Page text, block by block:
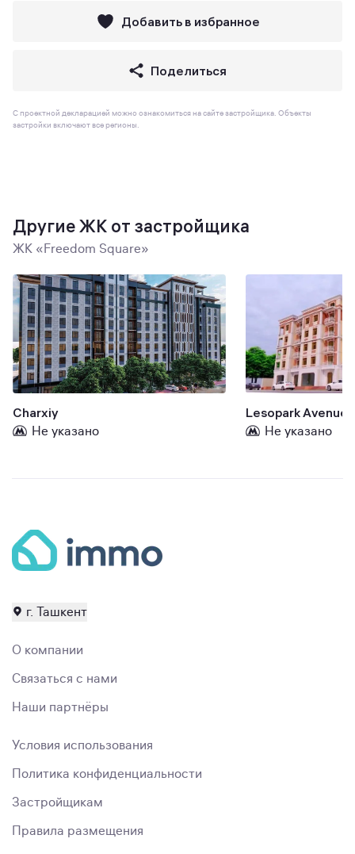
Добавить в избранное
Поделиться
С проектной декларацией можно ознакомиться на сайте застройщика. Объекты
застройки включают все регионы.
Другие ЖК от застройщика
ЖК «Freedom Square»
Charxiy
Не указано
Lesopark Avenue
Не указано
г. Ташкент
О компании
Связаться с нами
Наши партнёры
Условия использования
Политика конфиденциальности
Застройщикам
Правила размещения